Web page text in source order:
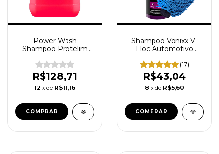
Power Wash
Shampoo Protelim
Ultra Concentrado
Fragrância Cereja 5L
R$128,71
12 x de R$11,16
Shampoo Vonixx V-
Floc Automotivo
Lava Auto 500ml Luva
de Microfibra Lavar
Carro
(17)
R$43,04
8 x de R$5,60